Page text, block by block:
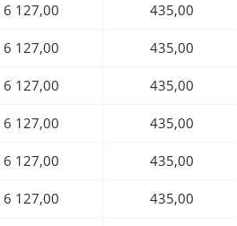
6 127,00 435,00
6 127,00 435,00
6 127,00 435,00
6 127,00 435,00
6 127,00 435,00
6 127,00 435,00